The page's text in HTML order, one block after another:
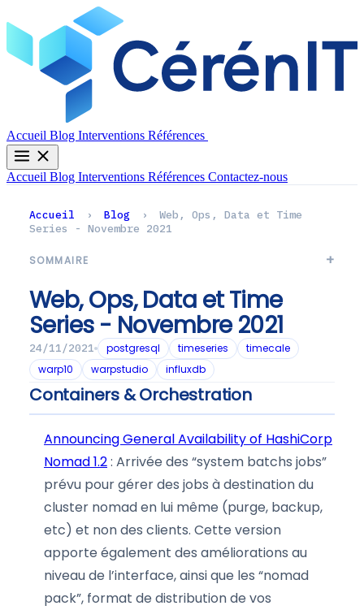
Accueil Blog Interventions Références
Accueil Blog Interventions Références Contactez-nous
Accueil › Blog ›
Web, Ops, Data et Time
Series - Novembre 2021
SOMMAIRE
Web, Ops, Data et Time
Series - Novembre 2021
24/11/2021 postgresql timeseries
timecale
warp10
warpstudio influxdb
Containers & Orchestration
Announcing General Availability of HashiCorp
Nomad 1.2: Arrivée des “system batchs jobs”
prévu pour gérer des jobs à destination du
cluster nomad en lui même (purge, backup,
etc) et non des clients. Cette version
apporte également des améliorations au
niveau de l’interface, ainsi que les “nomad
pack”, format de distribution de vos